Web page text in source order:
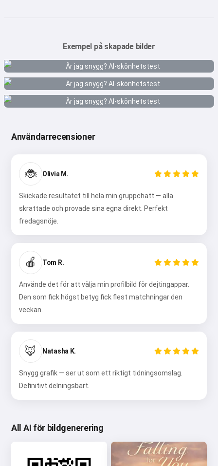
Exempel på skapade bilder
Användarrecensioner
🐞 Olivia M.
Skickade resultatet till hela min gruppchatt — alla
skrattade och provade sina egna direkt. Perfekt
fredagsnöje.
🍎 Tom R.
Använde det för att välja min profilbild för dejtingappar.
Den som fick högst betyg fick flest matchningar den
veckan.
🦊 Natasha K.
Snygg grafik — ser ut som ett riktigt tidningsomslag.
Definitivt delningsbart.
All AI för bildgenerering